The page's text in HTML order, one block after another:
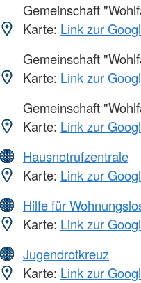
Gemeinschaft
Karte: Link zur
Gemeinschaft
Karte: Link zur
Gemeinschaft
Karte: Link zur
Hausnotrufzentrale
Karte: Link zur
Hilfe für
Karte: Link zur
Jugendrotkreuz
Karte: Link zur